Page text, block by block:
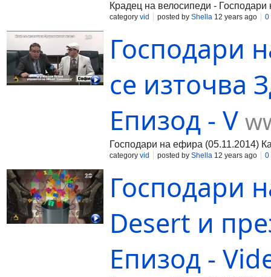
Крадец на велосипеди -
category vid posted by Shella 12 years ago 0
Господари
се източва
Епизод - V
Господари на ефира (05.11.2014)
category vid posted by Shella 12 years ago 0
Господари
Desert и
Епизод -